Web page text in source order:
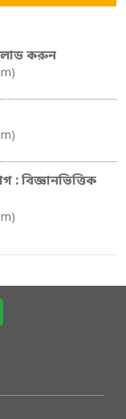
করুন
: বিজ্ঞানভিত্তিক